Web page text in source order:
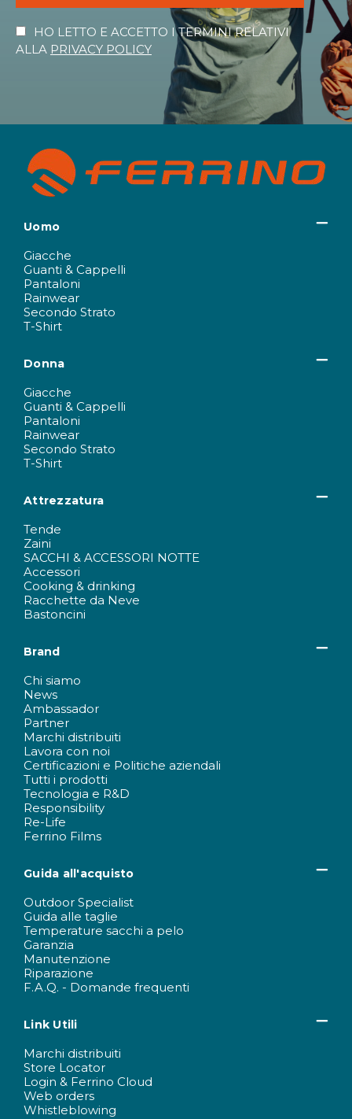
HO LETTO E ACCETTO I TERMINI RELATIVI
ALLA PRIVACY POLICY
Uomo
Giacche
Guanti & Cappelli
Pantaloni
Rainwear
Secondo Strato
T-Shirt
Donna
Giacche
Guanti & Cappelli
Pantaloni
Rainwear
Secondo Strato
T-Shirt
Attrezzatura
Tende
Zaini
SACCHI & ACCESSORI NOTTE
Accessori
Cooking & drinking
Racchette da Neve
Bastoncini
Brand
Chi siamo
News
Ambassador
Partner
Marchi distribuiti
Lavora con noi
Certificazioni e Politiche aziendali
Tutti i prodotti
Tecnologia e R&D
Responsibility
Re-Life
Ferrino Films
Guida all'acquisto
Outdoor Specialist
Guida alle taglie
Temperature sacchi a pelo
Garanzia
Manutenzione
Riparazione
F.A.Q. - Domande frequenti
Link Utili
Marchi distribuiti
Store Locator
Login & Ferrino Cloud
Web orders
Whistleblowing